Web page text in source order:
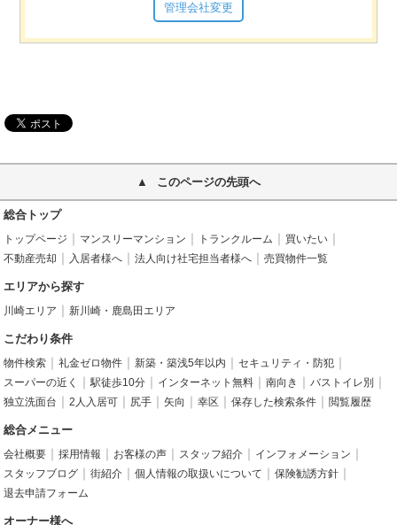
管理会社変更
このページの先頭へ
総合トップ
トップページ マンスリーマンション トランクルーム
買いたい
不動産売却
入居者様へ 法人向け社宅担当者様へ 売買物件一覧
エリアから探す
川崎エリア 新川崎・鹿島田エリア
こだわり条件
物件検索 礼金ゼロ物件 新築・築浅5年以内
セキュリティ・防犯
スーパーの近く
駅徒歩10分 インターネット無料 南向き
バストイレ別
独立洗面台
2人入居可 尻手 矢向 幸区 保存した検索条件 閲覧履歴
総合メニュー
会社概要 採用情報 お客様の声 スタッフ紹介
インフォメーション
スタッフブログ
街紹介 個人情報の取扱いについて
保険勧誘方針
退去申請フォーム
オーナー様へ